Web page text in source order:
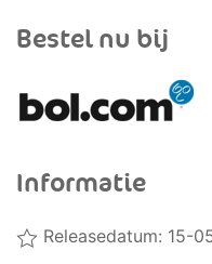
Bestel nu bij
Informatie
Releasedatum: 15-